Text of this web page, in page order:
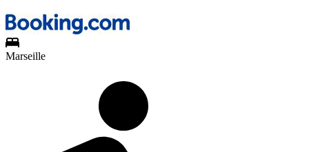
Marseille